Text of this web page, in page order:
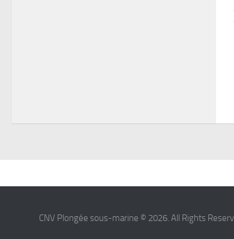
CNV Plongée sous-marine © 2026. All Rights